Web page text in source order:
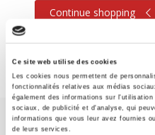
Ce site web utilise des cookies
Les cookies nous permettent de
fonctionnalités relatives aux médias
également des informations sur
sociaux, de publicité et d'analyse, qui
informations que vous leur avez fournies
de leurs services.
Continue shopping